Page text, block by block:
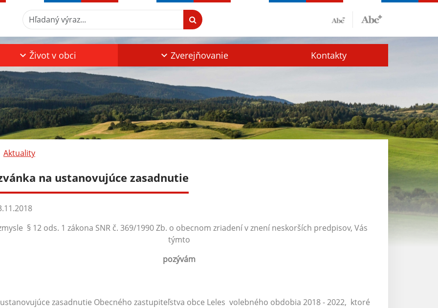
Hľadaný výraz...
Život v obci Zverejňovanie Kontakty
Aktuality
na ustanovujúce zasadnutie
§ 12 ods. 1 zákona SNR č. 369/1990 Zb. o obecnom zriadení v znení neskorších predpisov, Vás
týmto
pozývám
zasadnutie Obecného zastupiteľstva obce Leles volebného obdobia 2018 - 2022, ktoré